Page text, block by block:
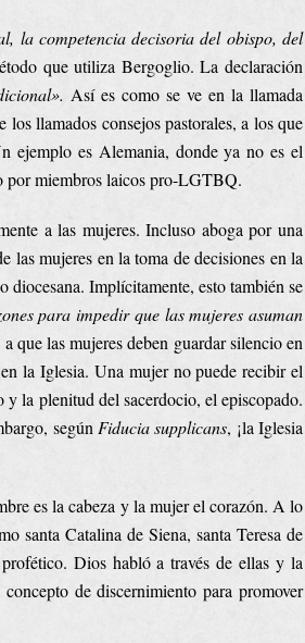
la competencia decisoria del obispo, del
que utiliza Bergoglio. La declaración
Así es como se ve en la llamada
llamados consejos pastorales, a los que
ejemplo es Alemania, donde ya no es el
por miembros laicos pro-LGTBQ.
a las mujeres. Incluso aboga por una
mujeres en la toma de decisiones en la
Implícitamente, esto también se
para impedir que las mujeres asuman
que las mujeres deben guardar silencio en
la Iglesia. Una mujer no puede recibir el
y la plenitud del sacerdocio, el episcopado.
según Fiducia supplicans, ¡la Iglesia
es la cabeza y la mujer el corazón. A lo
santa Catalina de Siena, santa Teresa de
Dios habló a través de ellas y la
de discernimiento para promover